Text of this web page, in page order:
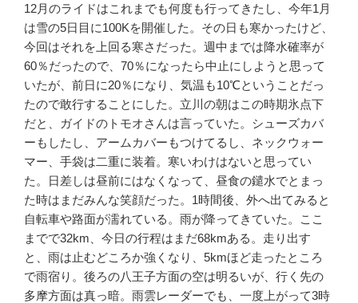
12月のライドはこれまでも何度も行ってきたし、今年1月
は雪の5日目に100Kを開催した。その日も寒かったけど、
今回はそれを上回る寒さだった。週中までは降水確率が
60％だったので、70％になったら中止にしようと思って
いたが、前日に20％になり、気温も10℃ということだっ
たので敢行することにした。立川の朝はこの時期氷点下
だと、ガイドのトモオさんは言っていた。シューズカバ
ーもしたし、アームカバーもつけてるし、ネックウォー
マー、手袋は二重に装着。寒いわけはないと思ってい
た。日差しは昼前にはなくなって、昼食の鑓水でとまっ
た時はまだみんな笑顔だった。1時間後、外へ出てみると
自転車や路面が濡れている。雨が降ってきていた。ここ
までで32km、今日の行程はまだ68kmある。走り出す
と、雨は止むどころか強くなり、5kmほど走ったところ
で雨宿り。後ろの八王子方面の空は明るいが、行く先の
多摩方面は真っ暗。雨雲レーダーでも、一度上がって3時